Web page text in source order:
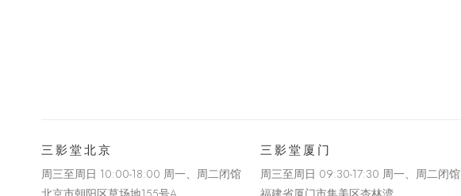
三影堂北京
周三至周日 10:00-18:00 周一、周二闭馆
三影堂厦门
周三至周日 09:30-17:30 周一、周二闭馆